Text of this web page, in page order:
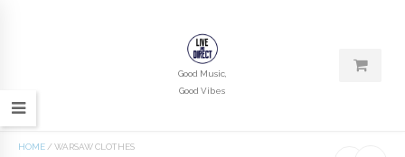
Good Music,
Good Vibes
HOME / WARSAW CLOTHES